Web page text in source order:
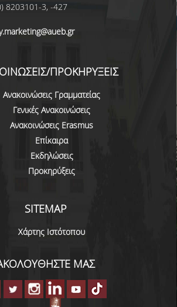
ΠΕΔΙΑ
ΕΡΓΑΣΤΗΡΙΑ
ΣΕΜΙΝΑΡΙΑ
ΠΡΟΟΠΤΙΚΕΣ
ΑΠΟΦΟΙΤΩΝ
ΣΧΟΛΕΙΟ
8203101-3, -427
ΠΡΟΚΗΡΥΞΕΙΣ
Ανακοινώσεις Γραμματείας
Γενικές Ανακοινώσεις
Ανακοινώσεις Erasmus
Επίκαιρα
Εκδηλώσεις
Προκηρύξεις
SITEMAP
Χάρτης Ιστότοπου
ΜΑΣ